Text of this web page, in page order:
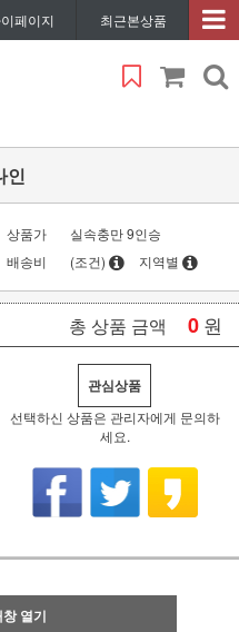
페이지 최근본상품
인
상품가
실속충만 9인승
배송비
(조건) 지역별
총 상품 금액 0 원
관심상품
선택하신 상품은 관리자에게 문의하
세요.
열기